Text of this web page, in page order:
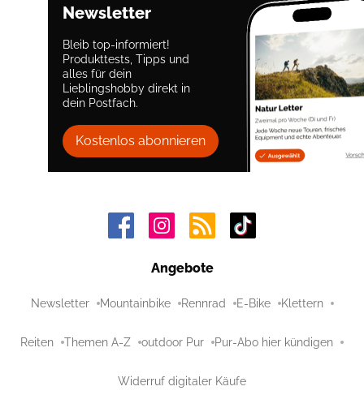
Newsletter
Bleib top-informiert!
Produkttests, Tipps und
alles für dein
Lieblingshobby direkt in
dein Postfach.
Kostenlos abonnieren
Angebote
Newsletter Mountainbike Rennrad E-Bike Klettern
Reiten Themen A-Z outdoor Pur Pur-Abo hier kündigen
Widerruf digitaler Käufe